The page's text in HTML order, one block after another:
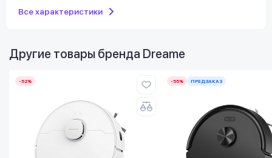
Все характеристики
Другие товары бренда Dreame
-52% -55% ПРЕДЗАКАЗ